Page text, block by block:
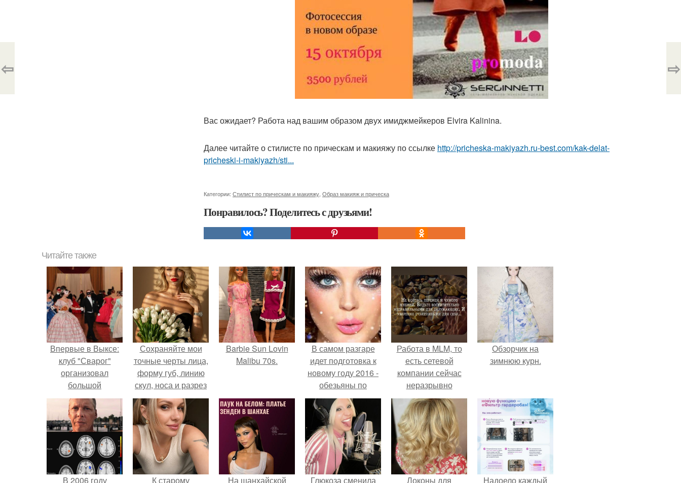
Вас ожидает? Работа над вашим образом двух имиджмейкеров Elvira Kalinina.
Далее читайте о стилисте по прическам и макияжу по ссылке http://pricheska-makiyazh.ru-best.com/kak-delat-
pricheski-i-makiyazh/sti...
Категории: Стилист по прическам и макияжу Образ макияж и прическа
Понравилось? Поделитесь с друзьями!
⇦ ⇨
Читайте также
Впервые в Выксе:
клуб "Сварог"
организовал
большой
исторический бал.
Сохраняйте мои
точные черты лица,
форму губ, линию
скул, носа и разрез
глаз.
Barbie Sun Lovin
Malibu 70s.
В самом разгаре
идет подготовка к
новому году 2016 -
обезьяны по
восточному
календарю.
Работа в MLM, то
есть сетевой
компании сейчас
неразрывно
связана с создание
своего контента,
своей страницы в
соц сетях.
Обзорчик на
зимнюю курн.
В 2006 году К старому На шанхайской Глюкоза сменила Локоны для Надоело каждый